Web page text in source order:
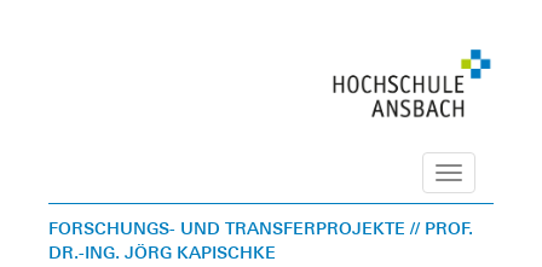
Navigation
FORSCHUNGS- UND TRANSFERPROJEKTE // PROF.
DR.-ING. JÖRG KAPISCHKE